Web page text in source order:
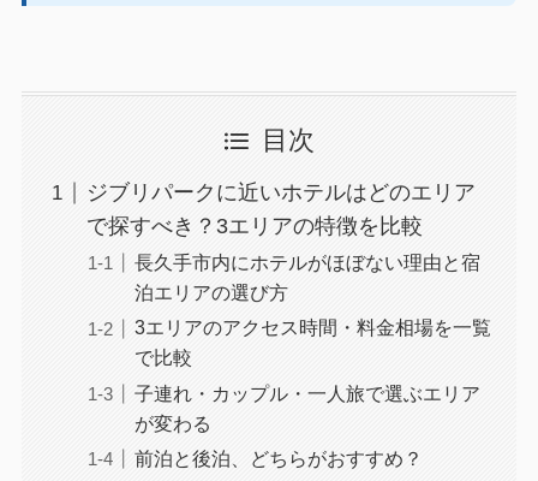
目次
ジブリパークに近いホテルはどのエリア
で探すべき？3エリアの特徴を比較
長久手市内にホテルがほぼない理由と宿
泊エリアの選び方
3エリアのアクセス時間・料金相場を一覧
で比較
子連れ・カップル・一人旅で選ぶエリア
が変わる
前泊と後泊、どちらがおすすめ？